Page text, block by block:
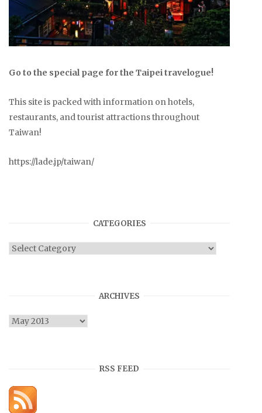
Go to the special page for the Taipei travelogue!
This site is packed with information on hotels,
restaurants, and tourist attractions throughout
Taiwan!
https://lade.jp/taiwan/
CATEGORIES
Categories
ARCHIVES
Archives
RSS FEED